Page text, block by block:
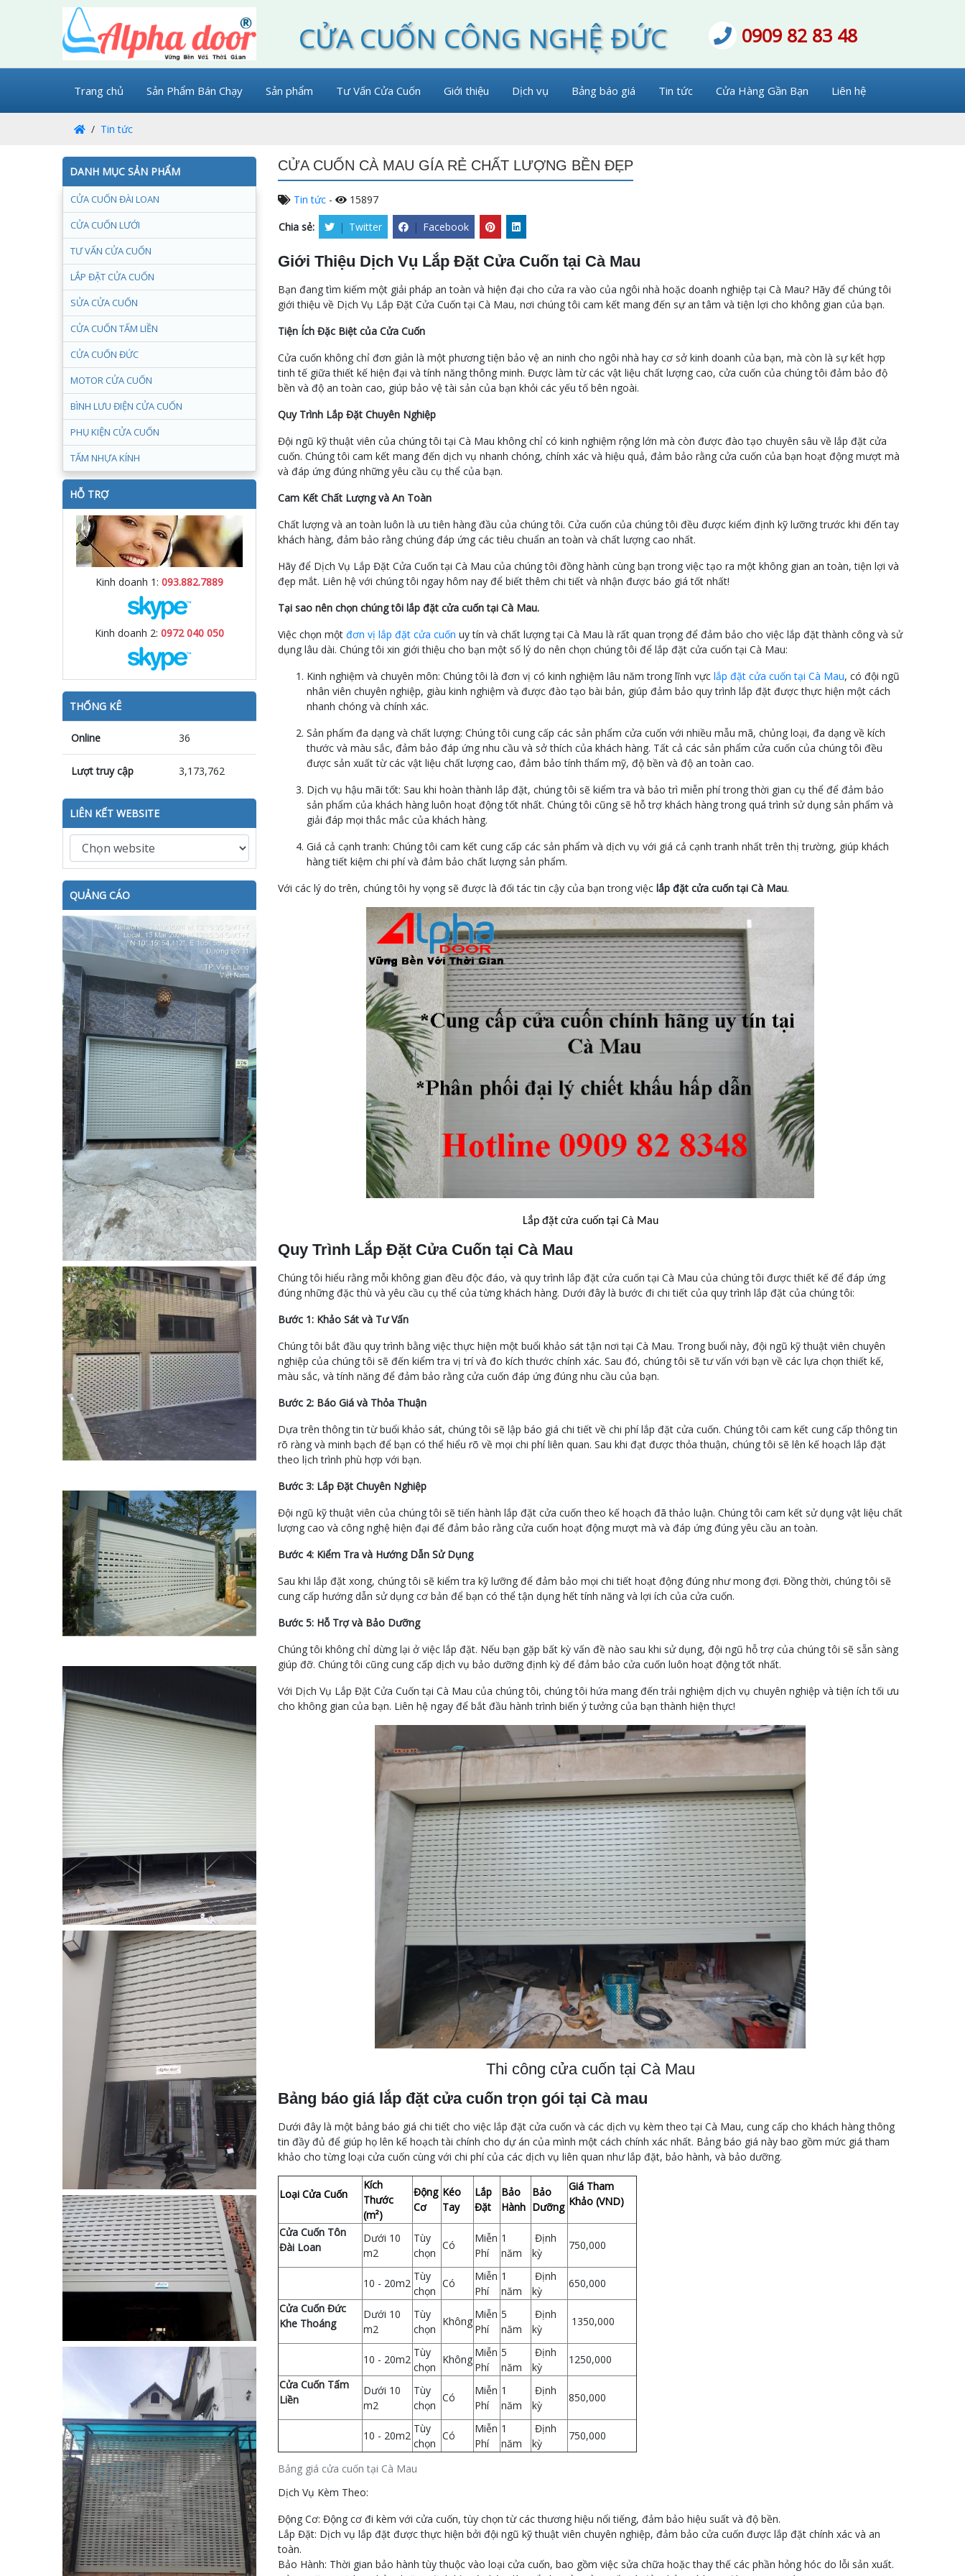
CỬA CUỐN CÔNG NGHỆ ĐỨC 0909 82 83 48
Trang chủ Sản Phẩm Bán Chạy Sản phẩm Tư Vấn Cửa Cuốn Giới thiệu Dịch vụ Bảng báo giá Tin tức Cửa Hàng Gần Bạn Liên hệ
Tin tức
DANH MỤC SẢN PHẨM
CỬA CUỐN ĐÀI LOAN
CỬA CUỐN LƯỚI
TƯ VẤN CỬA CUỐN
LẮP ĐẶT CỬA CUỐN
SỬA CỬA CUỐN
CỬA CUỐN TẤM LIỀN
CỬA CUỐN ĐỨC
MOTOR CỬA CUỐN
BÌNH LƯU ĐIỆN CỬA CUỐN
PHỤ KIỆN CỬA CUỐN
TẤM NHỰA KÍNH
HỖ TRỢ
Kinh doanh 1: 093.882.7889
Kinh doanh 2: 0972 040 050
THỐNG KÊ
Online 36
Lượt truy cập 3,173,762
LIÊN KẾT WEBSITE
QUẢNG CÁO
CỬA CUỐN CÀ MAU GÍA RẺ CHẤT LƯỢNG BỀN ĐẸP
Tin tức -
15897
Chia sẻ:
| Twitter | Facebook
Giới Thiệu Dịch Vụ Lắp Đặt Cửa Cuốn tại Cà Mau
Bạn đang tìm kiếm một giải pháp an toàn và hiện đại cho cửa ra vào của ngôi nhà hoặc doanh nghiệp tại Cà Mau? Hãy để chúng tôi
giới thiệu về Dịch Vụ Lắp Đặt Cửa Cuốn tại Cà Mau, nơi chúng tôi cam kết mang đến sự an tâm và tiện lợi cho không gian của bạn.
Tiện Ích Đặc Biệt của Cửa Cuốn
Cửa cuốn không chỉ đơn giản là một phương tiện bảo vệ an ninh cho ngôi nhà hay cơ sở kinh doanh của bạn, mà còn là sự kết hợp
tinh tế giữa thiết kế hiện đại và tính năng thông minh. Được làm từ các vật liệu chất lượng cao, cửa cuốn của chúng tôi đảm bảo độ
bền và độ an toàn cao, giúp bảo vệ tài sản của bạn khỏi các yếu tố bên ngoài.
Quy Trình Lắp Đặt Chuyên Nghiệp
Đội ngũ kỹ thuật viên của chúng tôi tại Cà Mau không chỉ có kinh nghiệm rộng lớn mà còn được đào tạo chuyên sâu về lắp đặt cửa
cuốn. Chúng tôi cam kết mang đến dịch vụ nhanh chóng, chính xác và hiệu quả, đảm bảo rằng cửa cuốn của bạn hoạt động mượt mà
và đáp ứng đúng những yêu cầu cụ thể của bạn.
Cam Kết Chất Lượng và An Toàn
Chất lượng và an toàn luôn là ưu tiên hàng đầu của chúng tôi. Cửa cuốn của chúng tôi đều được kiểm định kỹ lưỡng trước khi đến tay
khách hàng, đảm bảo rằng chúng đáp ứng các tiêu chuẩn an toàn và chất lượng cao nhất.
Hãy để Dịch Vụ Lắp Đặt Cửa Cuốn tại Cà Mau của chúng tôi đồng hành cùng bạn trong việc tạo ra một không gian an toàn, tiện lợi và
đẹp mắt. Liên hệ với chúng tôi ngay hôm nay để biết thêm chi tiết và nhận được báo giá tốt nhất!
Tại sao nên chọn chúng tôi lắp đặt cửa cuốn tại Cà Mau.
Việc chọn một đơn vị lắp đặt cửa cuốn uy tín và chất lượng tại Cà Mau là rất quan trọng để đảm bảo cho việc lắp đặt thành công và sử
dụng lâu dài. Chúng tôi xin giới thiệu cho bạn một số lý do nên chọn chúng tôi để lắp đặt cửa cuốn tại Cà Mau:
Kinh nghiệm và chuyên môn: Chúng tôi là đơn vị có kinh nghiệm lâu năm trong lĩnh vực lắp đặt cửa cuốn tại Cà Mau, có đội ngũ
nhân viên chuyên nghiệp, giàu kinh nghiệm và được đào tạo bài bản, giúp đảm bảo quy trình lắp đặt được thực hiện một cách
nhanh chóng và chính xác.
Sản phẩm đa dạng và chất lượng: Chúng tôi cung cấp các sản phẩm cửa cuốn với nhiều mẫu mã, chủng loại, đa dạng về kích
thước và màu sắc, đảm bảo đáp ứng nhu cầu và sở thích của khách hàng. Tất cả các sản phẩm cửa cuốn của chúng tôi đều
được sản xuất từ các vật liệu chất lượng cao, đảm bảo tính thẩm mỹ, độ bền và độ an toàn cao.
Dịch vụ hậu mãi tốt: Sau khi hoàn thành lắp đặt, chúng tôi sẽ kiểm tra và bảo trì miễn phí trong thời gian cụ thể để đảm bảo
sản phẩm của khách hàng luôn hoạt động tốt nhất. Chúng tôi cũng sẽ hỗ trợ khách hàng trong quá trình sử dụng sản phẩm và
giải đáp mọi thắc mắc của khách hàng.
Giá cả cạnh tranh: Chúng tôi cam kết cung cấp các sản phẩm và dịch vụ với giá cả cạnh tranh nhất trên thị trường, giúp khách
hàng tiết kiệm chi phí và đảm bảo chất lượng sản phẩm.
Với các lý do trên, chúng tôi hy vọng sẽ được là đối tác tin cậy của bạn trong việc lắp đặt cửa cuốn tại Cà Mau.
Lắp đặt cửa cuốn tại Cà Mau
Quy Trình Lắp Đặt Cửa Cuốn tại Cà Mau
Chúng tôi hiểu rằng mỗi không gian đều độc đáo, và quy trình lắp đặt cửa cuốn tại Cà Mau của chúng tôi được thiết kế để đáp ứng
đúng những đặc thù và yêu cầu cụ thể của từng khách hàng. Dưới đây là bước đi chi tiết của quy trình lắp đặt của chúng tôi:
Bước 1: Khảo Sát và Tư Vấn
Chúng tôi bắt đầu quy trình bằng việc thực hiện một buổi khảo sát tận nơi tại Cà Mau. Trong buổi này, đội ngũ kỹ thuật viên chuyên
nghiệp của chúng tôi sẽ đến kiểm tra vị trí và đo kích thước chính xác. Sau đó, chúng tôi sẽ tư vấn với bạn về các lựa chọn thiết kế,
màu sắc, và tính năng để đảm bảo rằng cửa cuốn đáp ứng đúng nhu cầu của bạn.
Bước 2: Báo Giá và Thỏa Thuận
Dựa trên thông tin từ buổi khảo sát, chúng tôi sẽ lập báo giá chi tiết về chi phí lắp đặt cửa cuốn. Chúng tôi cam kết cung cấp thông tin
rõ ràng và minh bạch để bạn có thể hiểu rõ về mọi chi phí liên quan. Sau khi đạt được thỏa thuận, chúng tôi sẽ lên kế hoạch lắp đặt
theo lịch trình phù hợp với bạn.
Bước 3: Lắp Đặt Chuyên Nghiệp
Đội ngũ kỹ thuật viên của chúng tôi sẽ tiến hành lắp đặt cửa cuốn theo kế hoạch đã thảo luận. Chúng tôi cam kết sử dụng vật liệu chất
lượng cao và công nghệ hiện đại để đảm bảo rằng cửa cuốn hoạt động mượt mà và đáp ứng đúng yêu cầu an toàn.
Bước 4: Kiểm Tra và Hướng Dẫn Sử Dụng
Sau khi lắp đặt xong, chúng tôi sẽ kiểm tra kỹ lưỡng để đảm bảo mọi chi tiết hoạt động đúng như mong đợi. Đồng thời, chúng tôi sẽ
cung cấp hướng dẫn sử dụng cơ bản để bạn có thể tận dụng hết tính năng và lợi ích của cửa cuốn.
Bước 5: Hỗ Trợ và Bảo Dưỡng
Chúng tôi không chỉ dừng lại ở việc lắp đặt. Nếu bạn gặp bất kỳ vấn đề nào sau khi sử dụng, đội ngũ hỗ trợ của chúng tôi sẽ sẵn sàng
giúp đỡ. Chúng tôi cũng cung cấp dịch vụ bảo dưỡng định kỳ để đảm bảo cửa cuốn luôn hoạt động tốt nhất.
Với Dịch Vụ Lắp Đặt Cửa Cuốn tại Cà Mau của chúng tôi, chúng tôi hứa mang đến trải nghiệm dịch vụ chuyên nghiệp và tiện ích tối ưu
cho không gian của bạn. Liên hệ ngay để bắt đầu hành trình biến ý tưởng của bạn thành hiện thực!
Thi công cửa cuốn tại Cà Mau
Bảng báo giá lắp đặt cửa cuốn trọn gói tại Cà mau
Dưới đây là một bảng báo giá chi tiết cho việc lắp đặt cửa cuốn và các dịch vụ kèm theo tại Cà Mau, cung cấp cho khách hàng thông
tin đầy đủ để giúp họ lên kế hoạch tài chính cho dự án của mình một cách chính xác nhất. Bảng báo giá này bao gồm mức giá tham
khảo cho từng loại cửa cuốn cùng với chi phí của các dịch vụ liên quan như lắp đặt, bảo hành, và bảo dưỡng.
Bảng giá cửa cuốn tại Cà Mau
Loại Cửa Cuốn
Kích
Thước
(m²)
Động
Cơ
Kéo
Tay
Lắp
Đặt
Bảo
Hành
Bảo
Dưỡng
Giá Tham
Khảo (VND)
Cửa Cuốn Tôn
Đài Loan
Dưới 10
m2
Tùy
chọn
Có
Miễn
Phí
1
năm
Định
kỳ
750,000
10 - 20m2
Tùy
chọn
Có
Miễn
Phí
1
năm
Định
kỳ
650,000
Cửa Cuốn Đức
Khe Thoáng
Dưới 10
m2
Tùy
chọn
Không
Miễn
Phí
5
năm
Định
kỳ
1350,000
10 - 20m2
Tùy
chọn
Không
Miễn
Phí
5
năm
Định
kỳ
1250,000
Cửa Cuốn Tấm
Liền
Dưới 10
m2
Tùy
chọn
Có
Miễn
Phí
1
năm
Định
kỳ
850,000
10 - 20m2
Tùy
chọn
Có
Miễn
Phí
1
năm
Định
kỳ
750,000
Dịch Vụ Kèm Theo:
Động Cơ: Động cơ đi kèm với cửa cuốn, tùy chọn từ các thương hiệu nổi tiếng, đảm bảo hiệu suất và độ bền.
Lắp Đặt: Dịch vụ lắp đặt được thực hiện bởi đội ngũ kỹ thuật viên chuyên nghiệp, đảm bảo cửa cuốn được lắp đặt chính xác và an
toàn.
Bảo Hành: Thời gian bảo hành tùy thuộc vào loại cửa cuốn, bao gồm việc sửa chữa hoặc thay thế các phần hỏng hóc do lỗi sản xuất.